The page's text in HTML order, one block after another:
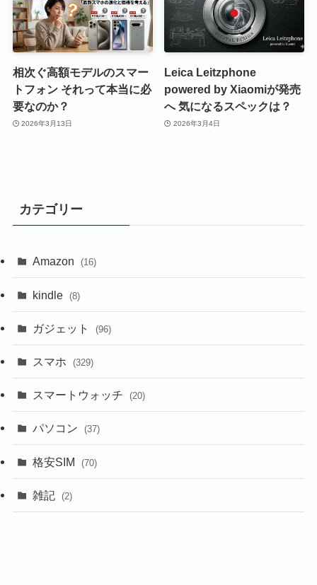
相次ぐ高額モデルのスマー
トフォン それって本当に必
要なのか？
2026年3月13日
Leica Leitzphone
powered by Xiaomiが発売
へ 気になるスペックは？
2026年3月4日
カテゴリー
Amazon (16)
kindle (8)
ガジェット (96)
スマホ (329)
スマートウォッチ (20)
パソコン (37)
格安SIM (70)
雑記 (2)